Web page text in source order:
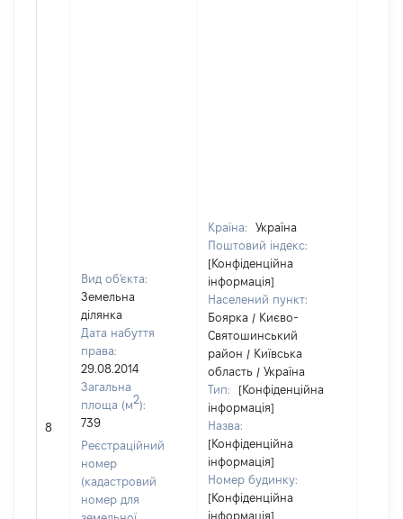
8
Вид об'єкта:
Земельна
ділянка
Дата набуття
права:
29.08.2014
Загальна
площа (м2):
739
Реєстраційний
номер
(кадастровий
номер для
Країна:
Україна
Поштовий індекс:
[Конфіденційна
інформація]
Населений пункт:
Боярка / Києво-
Святошинський
район / Київська
область / Україна
Тип:
[Конфіденційна
інформація]
Назва:
[Конфіденційна
інформація]
Номер будинку:
[Конфіденційна
інформація]